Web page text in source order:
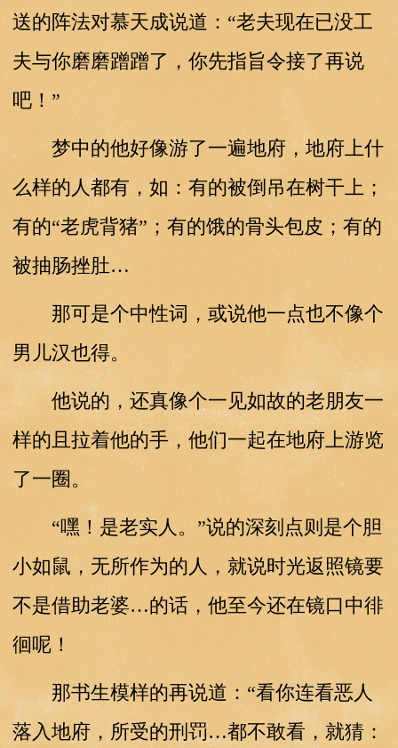
送的阵法对慕天成说道：“老夫现在已没工
夫与你磨磨蹭蹭了，你先指旨令接了再说
吧！”
梦中的他好像游了一遍地府，地府上什
么样的人都有，如：有的被倒吊在树干上；
有的“老虎背猪”；有的饿的骨头包皮；有的
被抽肠挫肚…
那可是个中性词，或说他一点也不像个
男儿汉也得。
他说的，还真像个一见如故的老朋友一
样的且拉着他的手，他们一起在地府上游览
了一圈。
“嘿！是老实人。”说的深刻点则是个胆
小如鼠，无所作为的人，就说时光返照镜要
不是借助老婆…的话，他至今还在镜口中徘
徊呢！
那书生模样的再说道：“看你连看恶人
落入地府，所受的刑罚…都不敢看，就猜：